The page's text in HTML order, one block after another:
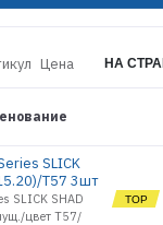
9.0
KUBIRA
SWIM
Цена НА
SLICK
T57 3шт
SLICK SHAD
цвет T57/